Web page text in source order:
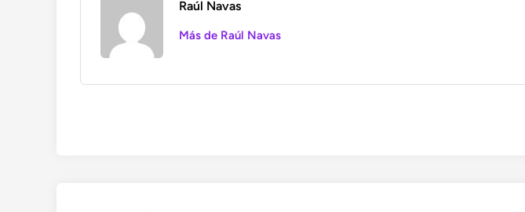
Raúl Navas
Más de Raúl Navas